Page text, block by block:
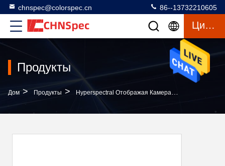
chnspec@colorspec.cn 86--13732210605
Цитата
Продукты
Дом > Продукты > Hyperspectral Отображая Камера >